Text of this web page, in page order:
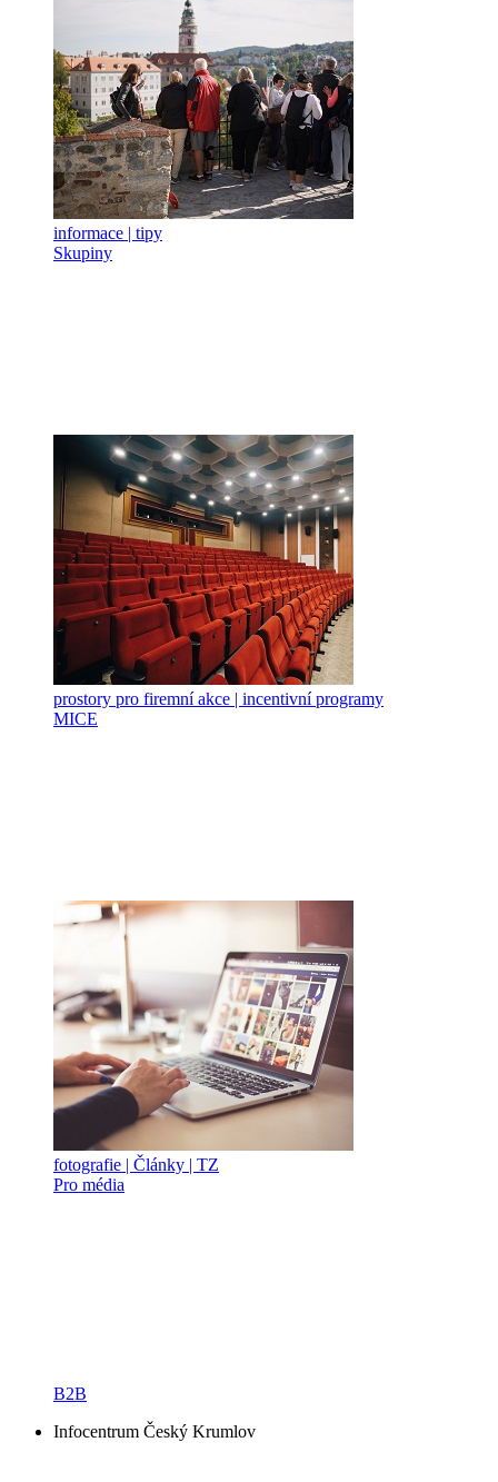
informace | tipy
Skupiny
prostory pro firemní akce | incentivní programy
MICE
fotografie | Články | TZ
Pro média
B2B
Infocentrum Český Krumlov